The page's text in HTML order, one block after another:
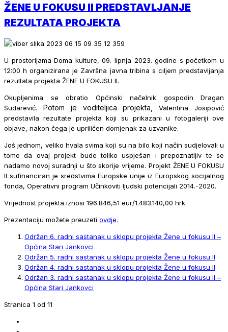
ŽENE U FOKUSU II PREDSTAVLJANJE
REZULTATA PROJEKTA
U prostorijama Doma kulture, 09. lipnja 2023. godine s početkom u
12:00 h organizirana je Završna javna tribina s ciljem predstavljanja
rezultata projekta ŽENE U FOKUSU II.
Okupljenima se obratio Općinski načelnik gospodin Dragan
Sudarević. Potom je voditeljica projekta,Valentina Josipović
predstavila rezultate projekta koji su prikazani u fotogaleriji ove
objave, nakon čega je upriličen domjenak za uzvanike.
Još jednom, veliko hvala svima koji su na bilo koji način sudjelovali u
tome da ovaj projekt bude toliko uspješan i prepoznatljiv te se
nadamo novoj suradnji u što skorije vrijeme. Projekt ŽENE U FOKUSU
II sufinanciran je sredstvima Europske unije iz Europskog socijalnog
fonda, Operativni program Učinkoviti ljudski potencijali 2014.-2020.
Vrijednost projekta iznosi 196.846,51 eur/1.483.140,00 hrk.
Prezentaciju možete preuzeti ovdje.
Održan 6. radni sastanak u sklopu projekta Žene u fokusu II –
Općina Stari Jankovci
Održan 5. radni sastanak u sklopu projekta Žene u fokusu II
Održan 4. radni sastanak u sklopu projekta Žene u fokusu II
Održan 3. radni sastanak u sklopu projekta Žene u fokusu II –
Općina Stari Jankovci
Stranica 1 od 11